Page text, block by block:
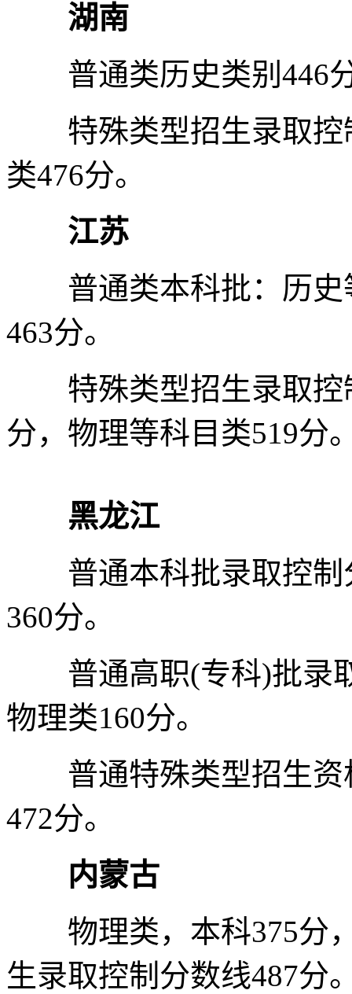
湖南
普通类历史类别446分
特殊类型招生录取控
类476分。
江苏
普通类本科批：历史
463分。
特殊类型招生录取控
分，物理等科目类519分
黑龙江
普通本科批录取控制
360分。
普通高职(专科)批录取
物理类160分。
普通特殊类型招生资
472分。
内蒙古
物理类，本科375分，
生录取控制分数线487分